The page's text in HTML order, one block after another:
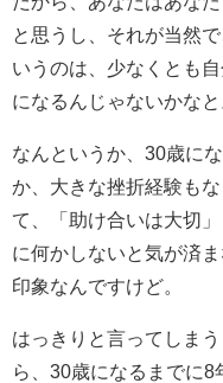
と思うし、それが当然
いうのは、少なくとも
になるんじゃないかなと
なんというか、30歳に
か、大きな挫折経験も
て、「助け合いは大切
に何かしないと気が済
印象なんですけど。
はっきりと言ってしま
ら、30歳になるまでに